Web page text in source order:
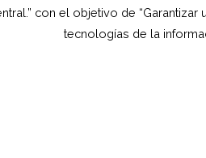
con el objetivo de “Garantizar
tecnologías de la